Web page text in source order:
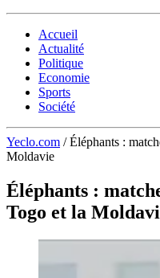
Accueil
Actualité
Politique
Economie
Sports
Société
Yeclo.com / Éléphants :
Moldavie
Éléphants :
Togo et la